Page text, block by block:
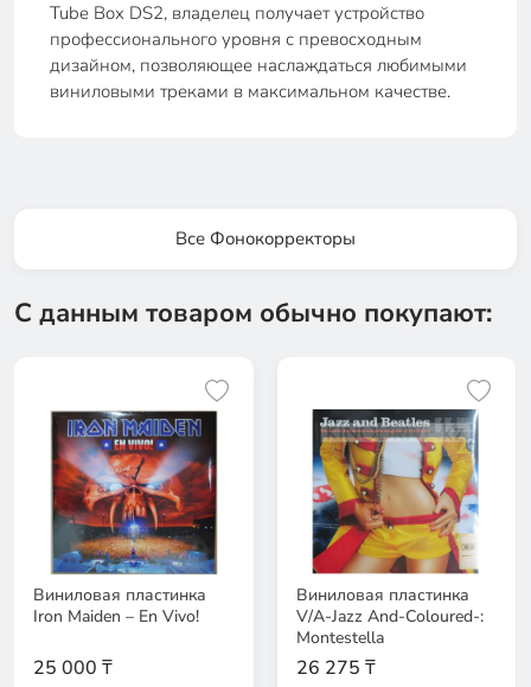
Tube Box DS2, владелец получает устройство
профессионального уровня с превосходным
дизайном, позволяющее наслаждаться любимыми
виниловыми треками в максимальном качестве.
Все Фонокорректоры
С данным товаром обычно покупают:
Виниловая пластинка
Iron Maiden – En Vivo!
25 000 ₸
Виниловая пластинка
V/A-Jazz And-Coloured-:
Montestella
26 275 ₸